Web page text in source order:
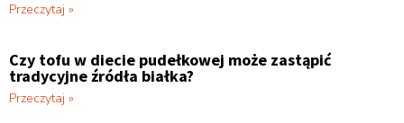
Przeczytaj »
Czy tofu w diecie pudełkowej może zastąpić
tradycyjne źródła białka?
Przeczytaj »